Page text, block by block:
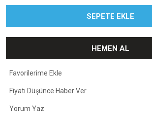
SEPETE EKLE
HEMEN AL
Fiyatı Düşünce Haber Ver
Yorum Yaz